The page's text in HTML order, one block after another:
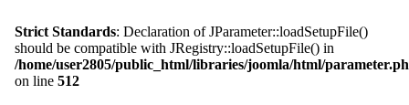
Strict Standards: Declaration of JParameter::loadSetupFile()
should be compatible with JRegistry::loadSetupFile() in
/home/user2805/public_html/libraries/joomla/html/
on line 512